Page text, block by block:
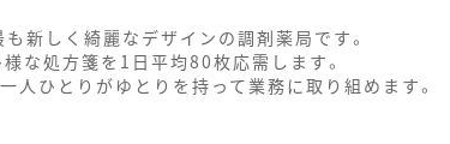
新しく綺麗なデザインの調剤薬局です。
な処方箋を1日平均80枚応需します。
ひとりがゆとりを持って業務に取り組めます。